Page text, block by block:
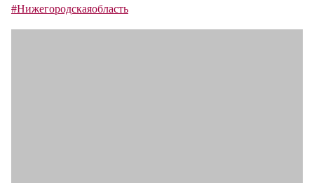
#Нижегородскаяобласть